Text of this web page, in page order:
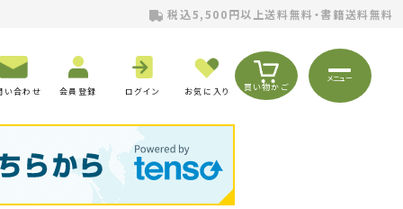
税込5,500円以上送料無料・書籍送料無料
い合わせ 会員登録 ログイン お気に入り 買い物かご
メニュー